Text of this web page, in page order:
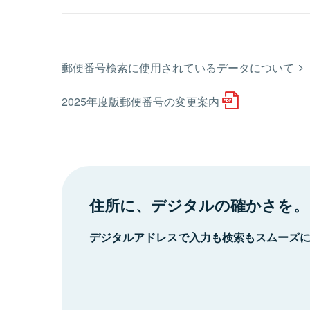
郵便番号検索に使用されているデータについて
2025年度版郵便番号の変更案内
住所に、デジタルの確かさを。
デジタルアドレスで入力も検索もスムーズ